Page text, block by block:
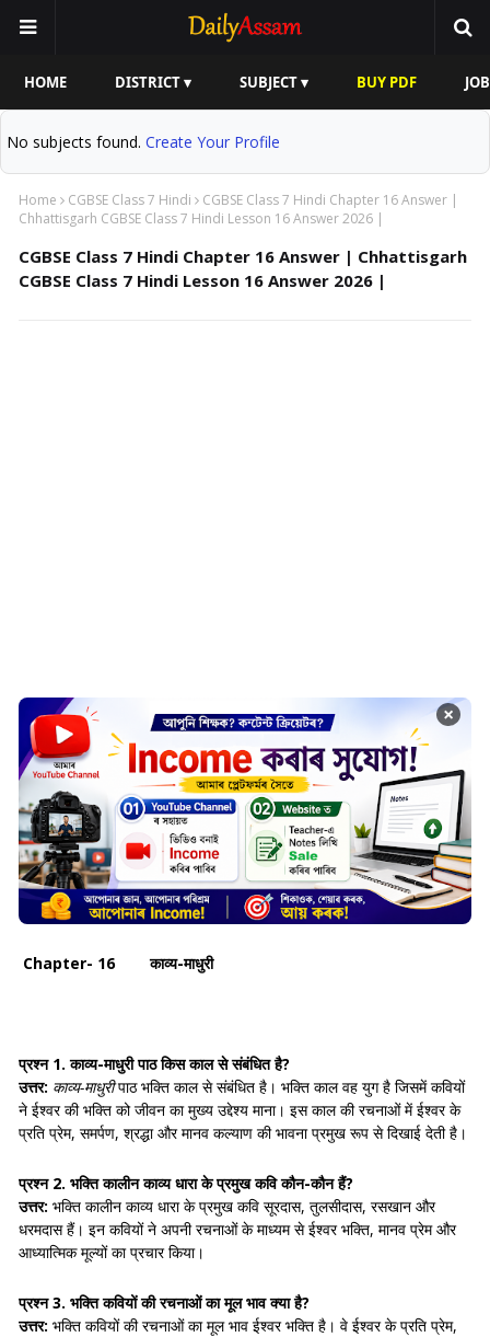
HOME DISTRICT ▾ SUBJECT ▾ BUY PDF
No subjects found. Create Your Profile
Home CGBSE Class 7 Hindi
CGBSE Class 7 Hindi Chapter 16 Answer |
Chhattisgarh CGBSE Class 7 Hindi Lesson 16 Answer 2026 |
CGBSE Class 7 Hindi Chapter 16 Answer | Chhattisgarh
CGBSE Class 7 Hindi Lesson 16 Answer 2026 |
×
Chapter- 16 काव्य-माधुरी
प्रश्न 1. काव्य-माधुरी पाठ किस काल से संबंधित है?
उत्तर: काव्य-माधुरीपाठ भक्ति काल से संबंधित है। भक्ति काल वह युग है जिसमें कवियों
ने ईश्वर की भक्ति को जीवन का मुख्य उद्देश्य माना। इस काल की रचनाओं में ईश्वर के
प्रति प्रेम, समर्पण, श्रद्धा और मानव कल्याण की भावना प्रमुख रूप से दिखाई देती है।
प्रश्न 2. भक्ति कालीन काव्य धारा के प्रमुख कवि कौन-कौन हैं?
उत्तर: भक्ति कालीन काव्य धारा के प्रमुख कवि सूरदास, तुलसीदास, रसखान और
धरमदास हैं। इन कवियों ने अपनी रचनाओं के माध्यम से ईश्वर भक्ति, मानव प्रेम और
आध्यात्मिक मूल्यों का प्रचार किया।
प्रश्न 3. भक्ति कवियों की रचनाओं का मूल भाव क्या है?
उत्तर: भक्ति कवियों की रचनाओं का मूल भाव ईश्वर भक्ति है। वे ईश्वर के प्रति प्रेम,